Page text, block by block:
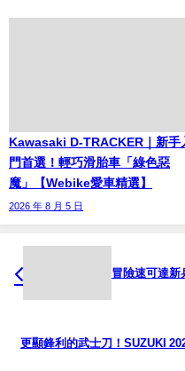
Kawasaki D-TRACKER｜新手
門首選！輕巧滑胎車「綠色惡
魔」【Webike愛車精選】
2026 年 8 月 5 日
冒險速可達新
更顯鋒利的武士刀！SUZUKI